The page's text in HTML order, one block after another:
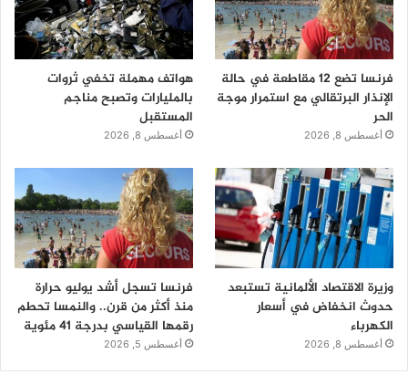
فرنسا تضع 12 مقاطعة في حالة
الإنذار البرتقالي مع استمرار موجة
الحر
أغسطس 8, 2026
هواتف مهملة تخفي ثروات
بالمليارات وتصبح مناجم
المستقبل
أغسطس 8, 2026
وزيرة الاقتصاد الألمانية تستبعد
حدوث انخفاض في أسعار
الكهرباء
أغسطس 8, 2026
فرنسا تسجل أشد يوليو حرارة
منذ أكثر من قرن.. والنمسا تحطم
رقمها القياسي بدرجة 41 مئوية
أغسطس 5, 2026